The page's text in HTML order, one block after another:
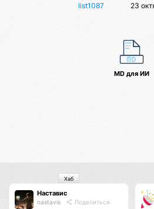
list1087 23
MD для ИИ
Наставис
nastavis Поделиться
Хаб